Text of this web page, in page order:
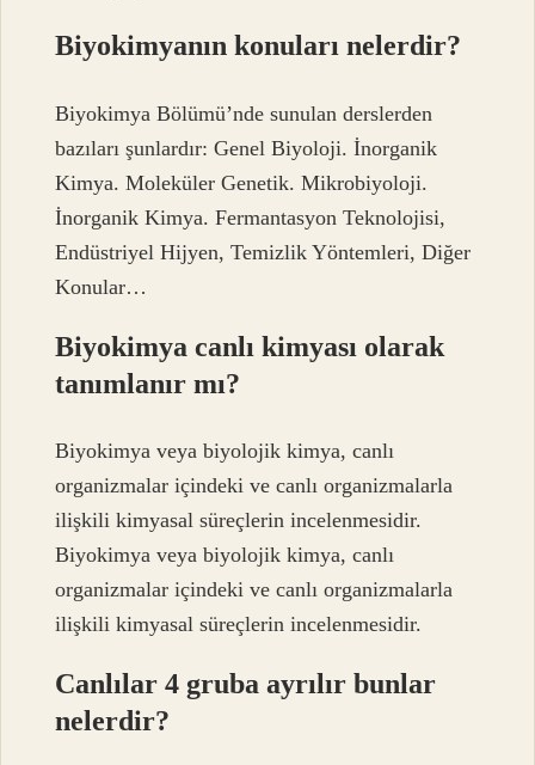
Biyokimyanın konuları nelerdir?
Biyokimya Bölümü’nde sunulan derslerden
bazıları şunlardır: Genel Biyoloji. İnorganik
Kimya. Moleküler Genetik. Mikrobiyoloji.
İnorganik Kimya. Fermantasyon Teknolojisi,
Endüstriyel Hijyen, Temizlik Yöntemleri, Diğer
Konular…
Biyokimya canlı kimyası olarak
tanımlanır mı?
Biyokimya veya biyolojik kimya, canlı
organizmalar içindeki ve canlı organizmalarla
ilişkili kimyasal süreçlerin incelenmesidir.
Biyokimya veya biyolojik kimya, canlı
organizmalar içindeki ve canlı organizmalarla
ilişkili kimyasal süreçlerin incelenmesidir.
Canlılar 4 gruba ayrılır bunlar
nelerdir?